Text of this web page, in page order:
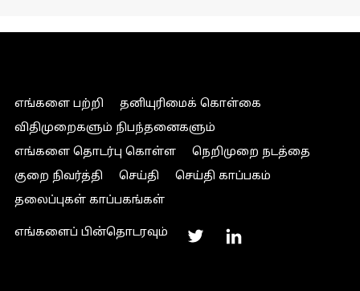
எங்களை பற்றி
தனியுரிமைக் கொள்கை
விதிமுறைகளும் நிபந்தனைகளும்
எங்களை தொடர்பு கொள்ள
நெறிமுறை நடத்தை
குறை நிவர்த்தி
செய்தி
செய்தி காப்பகம்
தலைப்புகள் காப்பகங்கள்
எங்களைப் பின்தொடரவும்